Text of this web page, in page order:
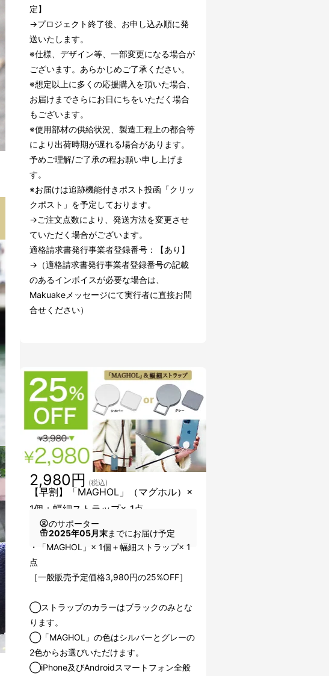
定】
→プロジェクト終了後、お申し込み順に発
送いたします。
※仕様、デザイン等、一部変更になる場合が
ございます。あらかじめご了承ください。
※想定以上に多くの応援購入を頂いた場合、
お届けまでさらにお日にちをいただく場合
もございます。
※使用部材の供給状況、製造工程上の都合等
により出荷時期が遅れる場合があります。
予めご理解/ご了承の程お願い申し上げま
す。
※お届けは追跡機能付きポスト投函「クリッ
クポスト」を予定しております。
→ご注文点数により、発送方法を変更させ
ていただく場合がございます。
適格請求書発行事業者登録番号：【あり】
→（適格請求書発行事業者登録番号の記載
のあるインボイスが必要な場合は、
Makuakeメッセージにて実行者に直接お問
合せください）
【早割】「MAGHOL」（マグホル）×
1個＋幅細ストラップ× 1点
2,980円 (税込)
のサポーター
2025年05月末までにお届け予定
・「MAGHOL」× 1個＋幅細ストラップ× 1
点
［一般販売予定価格3,980円の25%OFF］
◯ストラップのカラーはブラックのみとな
ります。
◯「MAGHOL」の色はシルバーとグレーの
2色からお選びいただけます。
◯iPhone及びAndroidスマートフォン全般